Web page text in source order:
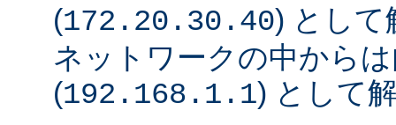
(172.20.30.40) として
ネットワークの中から
(192.168.1.1) として